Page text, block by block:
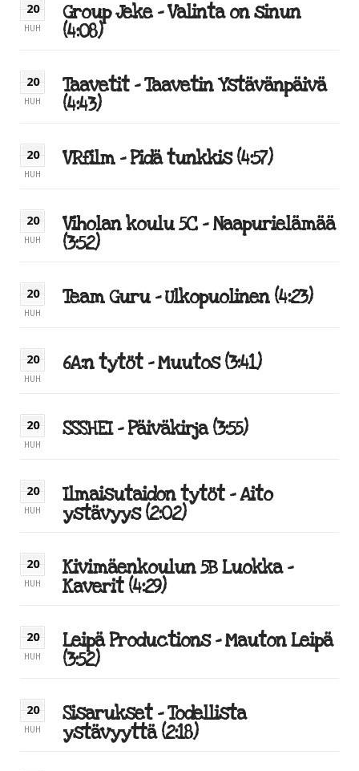
20
HUH
Group Jeke – Valinta on sinun
(4:08)
20
HUH
Taavetit – Taavetin Ystävänpäivä
(4:43)
20
HUH
VRfilm – Pidä tunkkis (4:57)
20
HUH
Viholan koulu 5C – Naapurielämää
(3:52)
20
HUH
Team Guru – Ulkopuolinen (4:23)
20
HUH
6A:n tytöt – Muutos (3:41)
20
HUH
SSSHEI – Päiväkirja (3:55)
20
HUH
Ilmaisutaidon tytöt – Aito
ystävyys (2:02)
20
HUH
Kivimäenkoulun 5B Luokka –
Kaverit (4:29)
20
HUH
Leipä Productions – Mauton Leipä
(3:52)
20
HUH
Sisarukset – Todellista
ystävyyttä (2:18)